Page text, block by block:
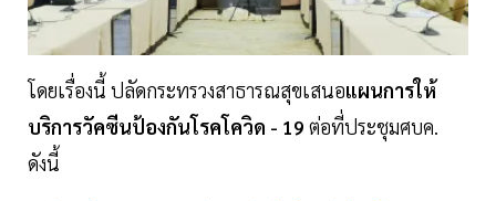
โดยเรื่องนี้ ปลัดกระทรวงสาธารณสุขเสนอแผนการให้
บริการวัคซีนป้องกันโรคโควิด - 19 ต่อที่ประชุมศบค.
ดังนี้